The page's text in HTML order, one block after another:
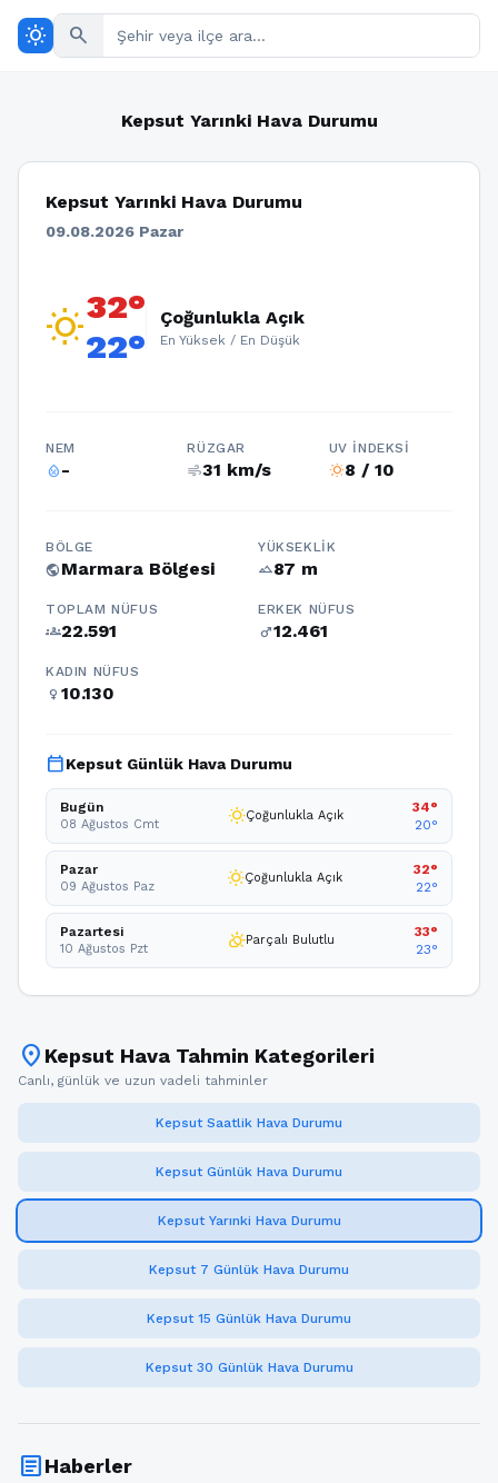
wb_sunny search
Kepsut Yarınki Hava Durumu
Kepsut Yarınki Hava Durumu
09.08.2026 Pazar
wb_sunny32°
22°
Çoğunlukla Açık
En Yüksek / En Düşük
NEM
humidity_percentage-
RÜZGAR
air31 km/s
UV İNDEKSI
wb_sunny8 / 10
BÖLGE
publicMarmara Bölgesi
YÜKSEKLIK
terrain87 m
TOPLAM NÜFUS
groups22.591
ERKEK NÜFUS
male12.461
KADIN NÜFUS
female 10.130
calendar_todayKepsut Günlük Hava Durumu
Bugün
08 Ağustos Cmt wb_sunnyÇoğunlukla Açık
34°
20°
Pazar
09 Ağustos Paz wb_sunnyÇoğunlukla Açık
32°
22°
Pazartesi
10 Ağustos Pzt partly_cloudy_dayParçalı Bulutlu
33°
23°
location_on Kepsut Hava Tahmin Kategorileri
Canlı, günlük ve uzun vadeli tahminler
Kepsut Saatlik Hava Durumu
Kepsut Günlük Hava Durumu
Kepsut Yarınki Hava Durumu
Kepsut 7 Günlük Hava Durumu
Kepsut 15 Günlük Hava Durumu
Kepsut 30 Günlük Hava Durumu
articleHaberler